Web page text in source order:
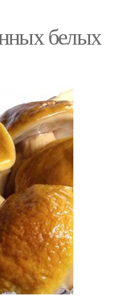
белых